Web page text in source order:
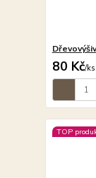
80 Kč/ks
TOP